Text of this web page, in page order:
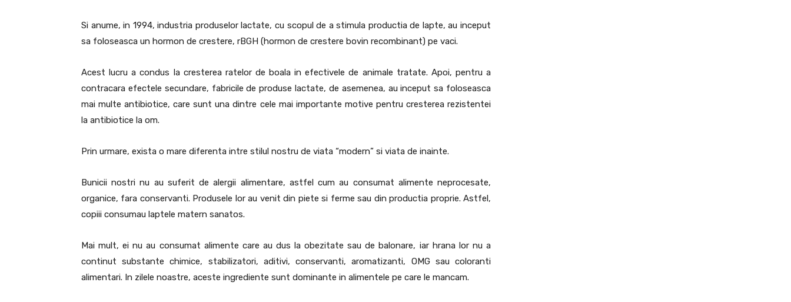
Si anume, in 1994, industria produselor lactate, cu scopul de a stimula productia de lapte, au inceput
sa foloseasca un hormon de crestere, rBGH (hormon de crestere bovin recombinant) pe vaci.
Acest lucru a condus la cresterea ratelor de boala in efectivele de animale tratate. Apoi, pentru a
contracara efectele secundare, fabricile de produse lactate, de asemenea, au inceput sa foloseasca
mai multe antibiotice, care sunt una dintre cele mai importante motive pentru cresterea rezistentei
la antibiotice la om.
Prin urmare, exista o mare diferenta intre stilul nostru de viata “modern” si viata de inainte.
Bunicii nostri nu au suferit de alergii alimentare, astfel cum au consumat alimente neprocesate,
organice, fara conservanti. Produsele lor au venit din piete si ferme sau din productia proprie. Astfel,
copiii consumau laptele matern sanatos.
Mai mult, ei nu au consumat alimente care au dus la obezitate sau de balonare, iar hrana lor nu a
continut substante chimice, stabilizatori, aditivi, conservanti, aromatizanti, OMG sau coloranti
alimentari. In zilele noastre, aceste ingrediente sunt dominante in alimentele pe care le mancam.